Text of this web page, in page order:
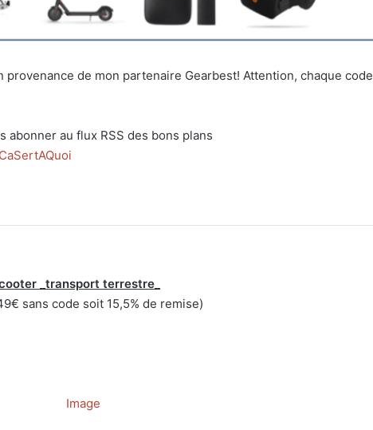
provenance de mon partenaire Gearbest! Attention, chaque code
abonner au flux RSS des bons plans
_transport terrestre_
sans code soit 15,5% de remise)